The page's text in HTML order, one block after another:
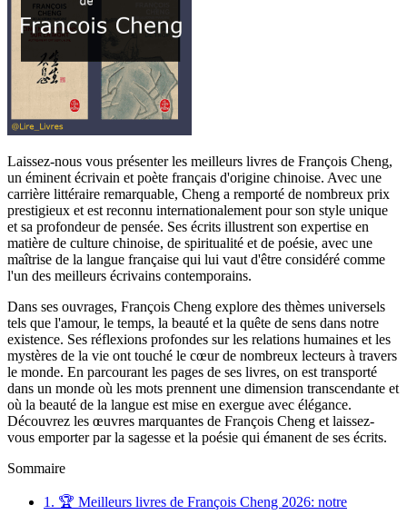
Laissez-nous vous présenter les meilleurs livres de François Cheng,
un éminent écrivain et poète français d'origine chinoise. Avec une
carrière littéraire remarquable, Cheng a remporté de nombreux prix
prestigieux et est reconnu internationalement pour son style unique
et sa profondeur de pensée. Ses écrits illustrent son expertise en
matière de culture chinoise, de spiritualité et de poésie, avec une
maîtrise de la langue française qui lui vaut d'être considéré comme
l'un des meilleurs écrivains contemporains.
Dans ses ouvrages, François Cheng explore des thèmes universels
tels que l'amour, le temps, la beauté et la quête de sens dans notre
existence. Ses réflexions profondes sur les relations humaines et les
mystères de la vie ont touché le cœur de nombreux lecteurs à travers
le monde. En parcourant les pages de ses livres, on est transporté
dans un monde où les mots prennent une dimension transcendante et
où la beauté de la langue est mise en exergue avec élégance.
Découvrez les œuvres marquantes de François Cheng et laissez-
vous emporter par la sagesse et la poésie qui émanent de ses écrits.
Sommaire
1. 🏆 Meilleurs livres de François Cheng 2026: notre